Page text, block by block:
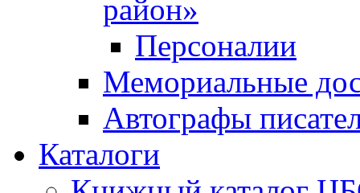
район»
Персоналии
Мемориальные
Автографы
Каталоги